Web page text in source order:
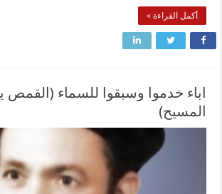
أكمل القراءة »
اباء خدموا وسبقوا للسماء (القمص
المسيح)